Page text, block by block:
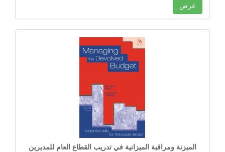
عرض
الميزنة ومراقبة الميزانية في تدريب القطاع العام للمديرين